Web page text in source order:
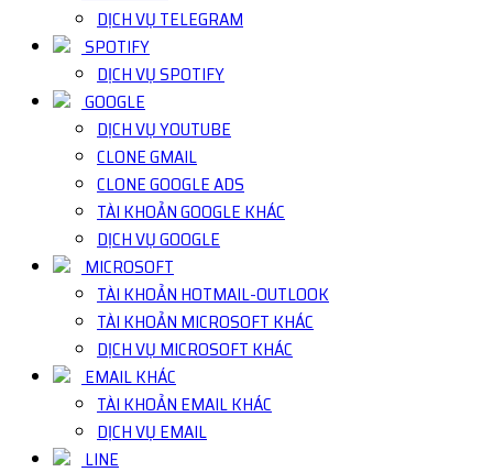
DỊCH VỤ TELEGRAM
SPOTIFY
DỊCH VỤ SPOTIFY
GOOGLE
DỊCH VỤ YOUTUBE
CLONE GMAIL
CLONE GOOGLE ADS
TÀI KHOẢN GOOGLE KHÁC
DỊCH VỤ GOOGLE
MICROSOFT
TÀI KHOẢN HOTMAIL-OUTLOOK
TÀI KHOẢN MICROSOFT KHÁC
DỊCH VỤ MICROSOFT KHÁC
EMAIL KHÁC
TÀI KHOẢN EMAIL KHÁC
DỊCH VỤ EMAIL
LINE